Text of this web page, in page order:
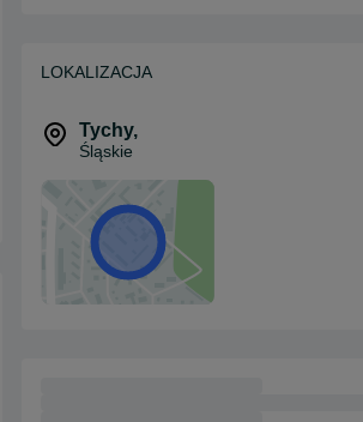
LOKALIZACJA
Tychy,
Śląskie